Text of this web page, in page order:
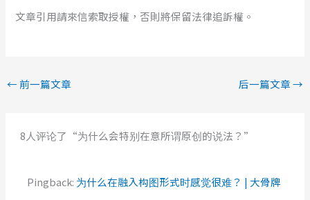
文章引用請來信索取授權，否則將保留法律追訴權。
← 前一篇文章 后一篇文章→
8人评论了“为什么会特别在意所谓原创的说法？”
Pingback: 为什么在融入构图形式时感觉很难？ | 大骨牌